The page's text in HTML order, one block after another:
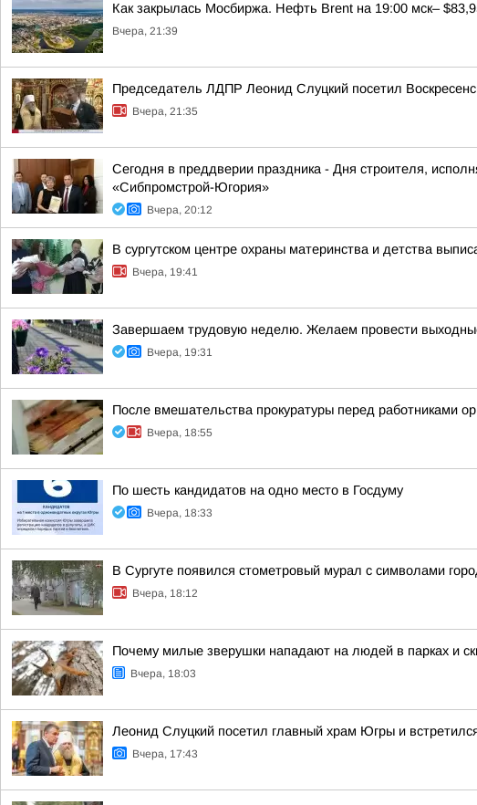
Как закрылась Мосбиржа. Нефть Brent на 19:00 мск–
Вчера, 21:39
Председатель ЛДПР Леонид Слуцкий посетил
Вчера, 21:35
Сегодня в преддверии праздника - Дня строителя,
«Сибпромстрой-Югория»
Вчера, 20:12
В сургутском центре охраны материнства и детства
Вчера, 19:41
Завершаем трудовую неделю. Желаем провести
Вчера, 19:31
После вмешательства прокуратуры перед работниками
Вчера, 18:55
По шесть кандидатов на одно место в Госдуму
Вчера, 18:33
В Сургуте появился стометровый мурал с символами
Вчера, 18:12
Почему милые зверушки нападают на людей в парках и
Вчера, 18:03
Леонид Слуцкий посетил главный храм Югры и
Вчера, 17:43